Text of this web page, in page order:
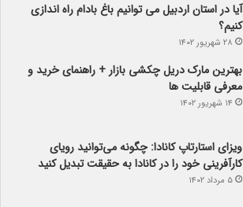
آیا در استان اردبیل می توانیم باغ بادام راه اندازی
کنیم؟
۲۸ شهریور ۱۴۰۲
بهترین مارک دریل چکشی بازار + راهنمای خرید و
معرفی قابلیت ها
۱۴ شهریور ۱۴۰۲
ویزای استارتاپ کانادا: چگونه می‌توانید رویای
کارآفرینی خود را در کانادا به حقیقت تبدیل کنید
۵ مرداد ۱۴۰۲